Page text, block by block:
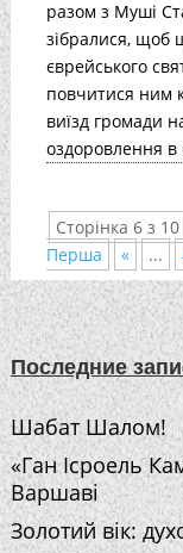
разом з Муші
зібралися, щоб
єврейського
повчитися ним
виїзд громади
оздоровлення в
Сторінка 6 з 10
Перша
« ...
Последние
Шабат Шалом!
«Ган Ісроель
Варшаві
Золотий вік: